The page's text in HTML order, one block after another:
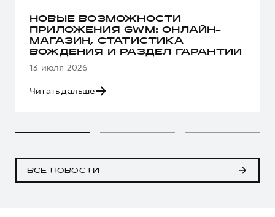
НОВЫЕ ВОЗМОЖНОСТИ
ПРИЛОЖЕНИЯ GWM: ОНЛАЙН-
МАГАЗИН, СТАТИСТИКА
ВОЖДЕНИЯ И РАЗДЕЛ ГАРАНТИИ
13 июля 2026
Читать дальше
ВСЕ НОВОСТИ